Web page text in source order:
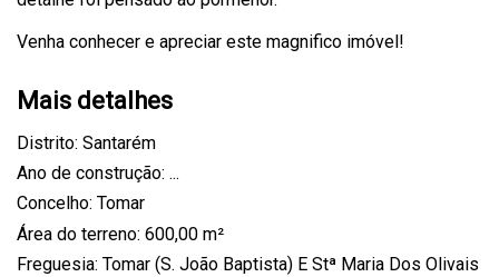
Venha conhecer e apreciar este magnifico imóvel!
Mais detalhes
Distrito: Santarém
Ano de construção: ...
Concelho: Tomar
Área do terreno: 600,00 m²
Freguesia: Tomar (S. João Baptista) E Stª Maria Dos Olivais